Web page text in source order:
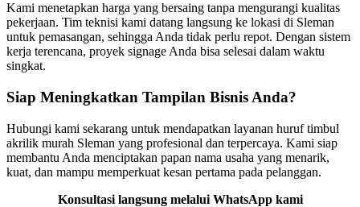
Kami menetapkan harga yang bersaing tanpa mengurangi kualitas
pekerjaan. Tim teknisi kami datang langsung ke lokasi di Sleman
untuk pemasangan, sehingga Anda tidak perlu repot. Dengan sistem
kerja terencana, proyek signage Anda bisa selesai dalam waktu
singkat.
Siap Meningkatkan Tampilan Bisnis Anda?
Hubungi kami sekarang untuk mendapatkan layanan huruf timbul
akrilik murah Sleman yang profesional dan terpercaya. Kami siap
membantu Anda menciptakan papan nama usaha yang menarik,
kuat, dan mampu memperkuat kesan pertama pada pelanggan.
Konsultasi langsung melalui WhatsApp kami